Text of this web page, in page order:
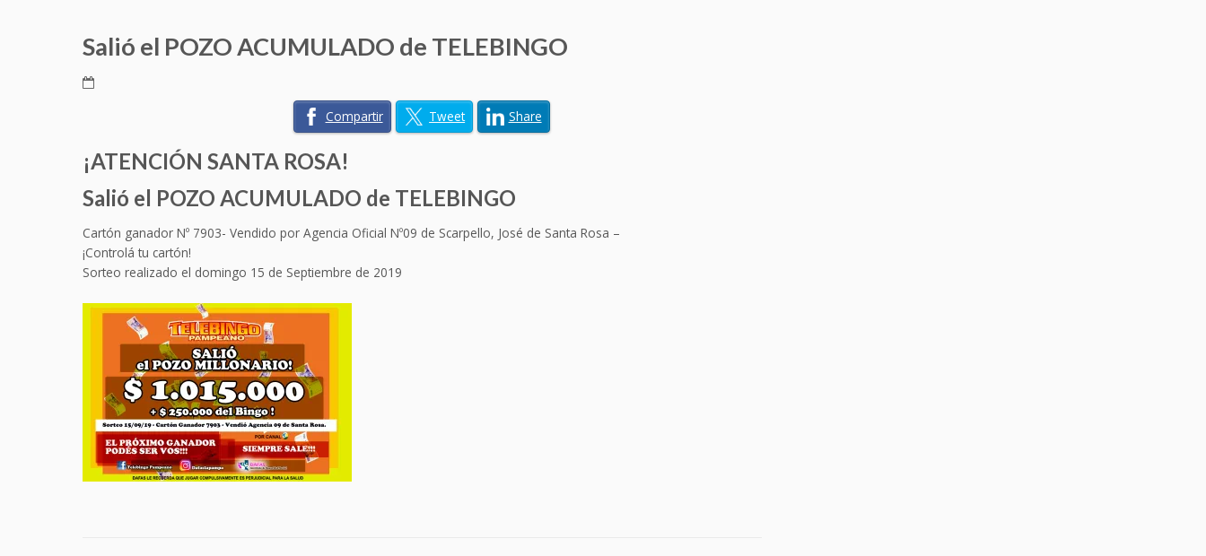
Salió el POZO ACUMULADO de TELEBINGO
Compartir Tweet Share
¡ATENCIÓN SANTA ROSA!
Salió el POZO ACUMULADO de TELEBINGO
Cartón ganador Nº 7903- Vendido por Agencia Oficial Nº09 de Scarpello, José de Santa Rosa –
¡Controlá tu cartón!
Sorteo realizado el domingo 15 de Septiembre de 2019